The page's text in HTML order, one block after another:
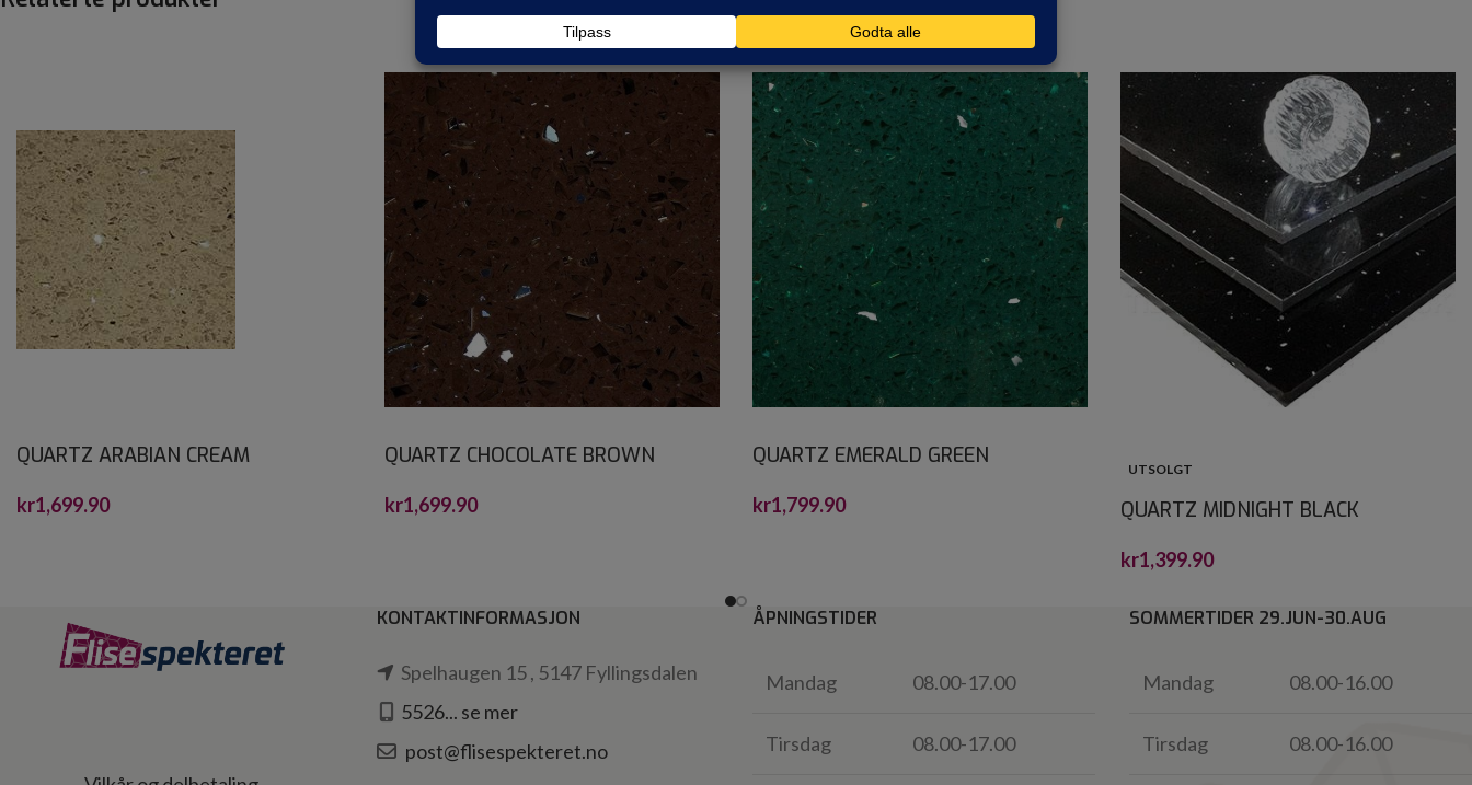
QUARTZ ARABIAN CREAM
kr1,699.90
QUARTZ CHOCOLATE BROWN
kr1,699.90
QUARTZ EMERALD GREEN
kr1,799.90
UTSOLGT
QUARTZ MIDNIGHT BLACK
kr1,399.90
KONTAKTINFORMASJON
Spelhaugen 15 , 5147 Fyllingsdalen
5526... se mer
post@flisespekteret.no
ÅPNINGSTIDER
Mandag 08.00-17.00
Tirsdag 08.00-17.00
SOMMERTIDER 29.JUN-30.AUG
Mandag 08.00-16.00
Tirsdag 08.00-16.00